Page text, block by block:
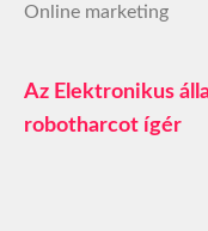
Online marketing
Az Elektronikus
robotharcot ígér